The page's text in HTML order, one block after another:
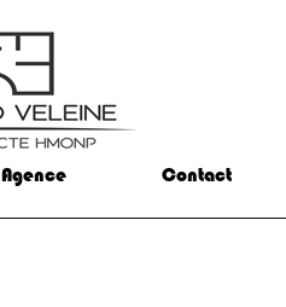
Agence Contact